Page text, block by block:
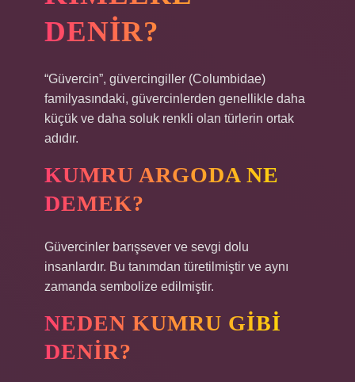
DENIR?
“Güvercin”, güvercingiller (Columbidae)
familyasındaki, güvercinlerden genellikle daha
küçük ve daha soluk renkli olan türlerin ortak
adıdır.
KUMRU ARGODA NE
DEMEK?
Güvercinler barışsever ve sevgi dolu
insanlardır. Bu tanımdan türetilmiştir ve aynı
zamanda sembolize edilmiştir.
NEDEN KUMRU GIBI
DENIR?